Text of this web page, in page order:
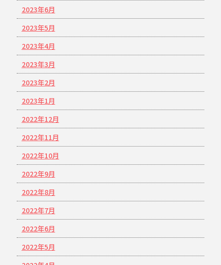
2023年6月
2023年5月
2023年4月
2023年3月
2023年2月
2023年1月
2022年12月
2022年11月
2022年10月
2022年9月
2022年8月
2022年7月
2022年6月
2022年5月